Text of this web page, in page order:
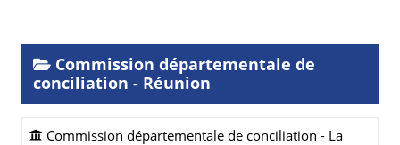
Commission départementale de
conciliation - Réunion
Commission départementale de conciliation - La